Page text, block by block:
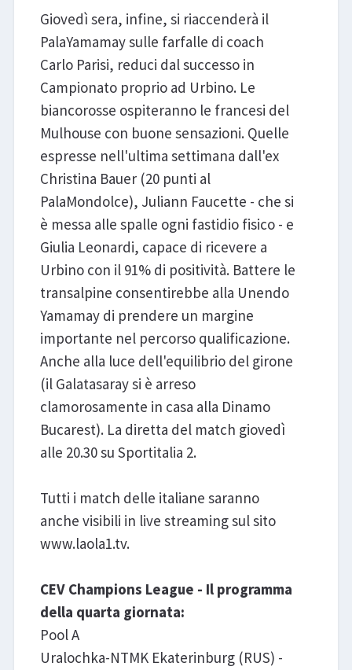
Giovedì sera, infine, si riaccenderà il
PalaYamamay sulle farfalle di coach
Carlo Parisi, reduci dal successo in
Campionato proprio ad Urbino. Le
biancorosse ospiteranno le francesi del
Mulhouse con buone sensazioni. Quelle
espresse nell'ultima settimana dall'ex
Christina Bauer (20 punti al
PalaMondolce), Juliann Faucette - che si
è messa alle spalle ogni fastidio fisico - e
Giulia Leonardi, capace di ricevere a
Urbino con il 91% di positività. Battere le
transalpine consentirebbe alla Unendo
Yamamay di prendere un margine
importante nel percorso qualificazione.
Anche alla luce dell'equilibrio del girone
(il Galatasaray si è arreso
clamorosamente in casa alla Dinamo
Bucarest). La diretta del match giovedì
alle 20.30 su Sportitalia 2.
Tutti i match delle italiane saranno
anche visibili in live streaming sul sito
www.laola1.tv.
CEV Champions League - Il programma
della quarta giornata:
Pool A
Uralochka-NTMK Ekaterinburg (RUS) -